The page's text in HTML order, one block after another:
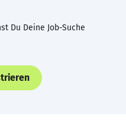
Du Deine Job-Suche